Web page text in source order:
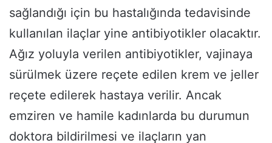
sağlandığı için bu hastalığında tedavisinde
kullanılan ilaçlar yine antibiyotikler olacaktır.
Ağız yoluyla verilen antibiyotikler, vajinaya
sürülmek üzere reçete edilen krem ve jeller
reçete edilerek hastaya verilir. Ancak
emziren ve hamile kadınlarda bu durumun
doktora bildirilmesi ve ilaçların yan